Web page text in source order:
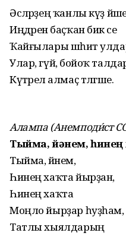
Әсәләрҙең ҡанлы күҙ
Иңдәренә баҫҡан бик әсе
Ҡайғылары шәһит
Улар, гүйә, бойоҡ
Күтәрелә алмаҫ тәлгәше.
Алампа (Анемподи́ст
Тыйма, йәнем, һинең
Тыйма, йәнем,
Һинең хаҡта йырҙан,
Һинең хаҡта
Моңло йырҙар һуҙһам,
Татлы хыялдарың